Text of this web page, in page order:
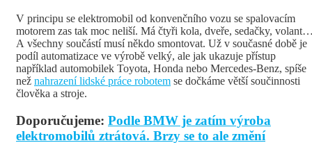
V principu se elektromobil od konvenčního vozu se spalovacím
motorem zas tak moc neliší. Má čtyři kola, dveře, sedačky,
A všechny součástí musí někdo smontovat. Už v současné době je
podíl automatizace ve výrobě velký, ale jak ukazuje přístup
například automobilek Toyota, Honda nebo Mercedes-Benz, spíše
než nahrazení lidské práce robotem se dočkáme větší součinnosti
člověka a stroje.
Doporučujeme: Podle BMW je zatím výroba
elektromobilů ztrátová. Brzy se to ale změní